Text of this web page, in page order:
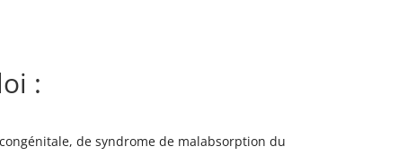
:
de syndrome de malabsorption du